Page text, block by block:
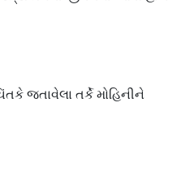
જતાવેલા તર્કે મોહિનીને